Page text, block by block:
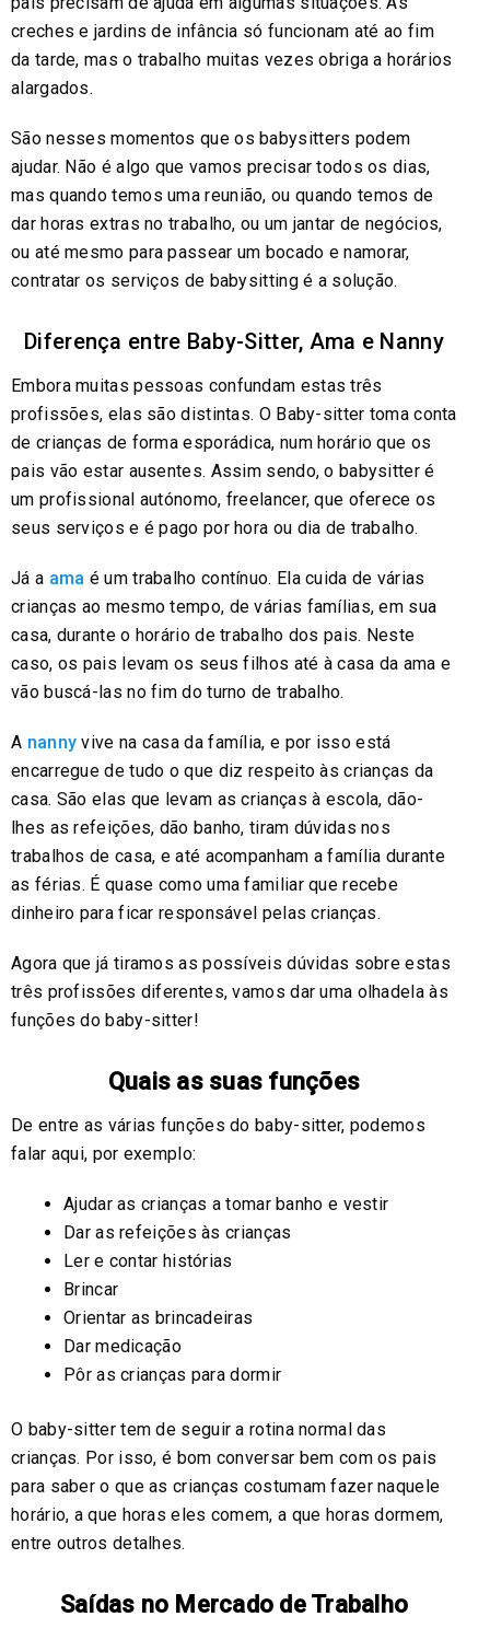
creches e jardins de infância só funcionam até ao fim
da tarde, mas o trabalho muitas vezes obriga a horários
alargados.
São nesses momentos que os babysitters podem
ajudar. Não é algo que vamos precisar todos os dias,
mas quando temos uma reunião, ou quando temos de
dar horas extras no trabalho, ou um jantar de negócios,
ou até mesmo para passear um bocado e namorar,
contratar os serviços de babysitting é a solução.
Diferença entre Baby-Sitter, Ama e Nanny
Embora muitas pessoas confundam estas três
profissões, elas são distintas. O Baby-sitter toma conta
de crianças de forma esporádica, num horário que os
pais vão estar ausentes. Assim sendo, o babysitter é
um profissional autónomo, freelancer, que oferece os
seus serviços e é pago por hora ou dia de trabalho.
Já a ama é um trabalho contínuo. Ela cuida de várias
crianças ao mesmo tempo, de várias famílias, em sua
casa, durante o horário de trabalho dos pais. Neste
caso, os pais levam os seus filhos até à casa da ama e
vão buscá-las no fim do turno de trabalho.
A nannyvive na casa da família, e por isso está
encarregue de tudo o que diz respeito às crianças da
casa. São elas que levam as crianças à escola, dão-
lhes as refeições, dão banho, tiram dúvidas nos
trabalhos de casa, e até acompanham a família durante
as férias. É quase como uma familiar que recebe
dinheiro para ficar responsável pelas crianças.
Agora que já tiramos as possíveis dúvidas sobre estas
três profissões diferentes, vamos dar uma olhadela às
funções do baby-sitter!
Quais as suas funções
De entre as várias funções do baby-sitter, podemos
falar aqui, por exemplo:
Ajudar as crianças a tomar banho e vestir
Dar as refeições às crianças
Ler e contar histórias
Brincar
Orientar as brincadeiras
Dar medicação
Pôr as crianças para dormir
O baby-sitter tem de seguir a rotina normal das
crianças. Por isso, é bom conversar bem com os pais
para saber o que as crianças costumam fazer naquele
horário, a que horas eles comem, a que horas dormem,
entre outros detalhes.
Saídas no Mercado de Trabalho